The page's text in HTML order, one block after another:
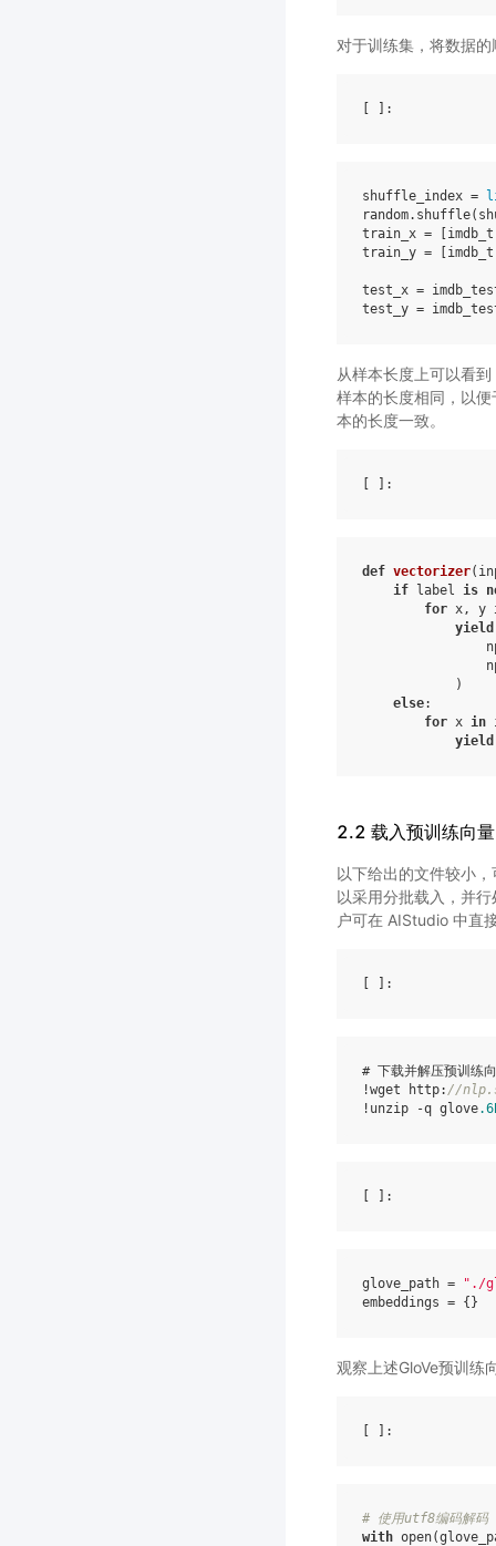
对于训练集，将数据
shuffle_index =
random. shuffle(
train_x =
train_y =
test_x =
test_y =
从样本长度上可以看
样本的长度相同，以
本的长度一致。
def vectorizer(
if
label is
for x, y
yield
)
else:
for x in
yield
2.2 载入预训练向量
以下给出的文件较小
以采用分批载入，并
户可在 AIStudio 中直
# 下载并解压预训练
!wget http: //
! unzip -q glove
glove_path =
"./
embeddings = {}
观察上述GloVe预训练
# 使用utf8编码解码
with open(